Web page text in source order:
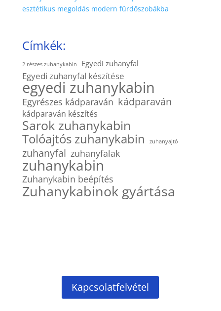
esztétikus megoldás modern fürdőszobákba
Címkék:
2 részes zuhanykabin Egyedi zuhanyfal
Egyedi zuhanyfal készítése
egyedi zuhanykabin
Egyrészes kádparaván kádparaván
kádparaván készítés
Sarok zuhanykabin
Tolóajtós zuhanykabin
zuhanyajtó
zuhanyfal zuhanyfalak
zuhanykabin
Zuhanykabin beépítés
Zuhanykabinok gyártása
Kapcsolatfelvétel